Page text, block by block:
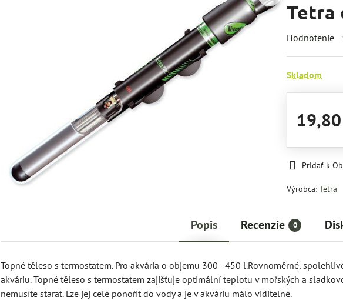
Tetra
Hodnotenie
Skladom
Pridať k
Výrobca:Tetra
Popis Recenzie 0
Topné těleso s termostatem. Pro akvária o objemu 300 - 450 l.Rovnoměrné,
akváriu. Topné těleso s termostatem zajišťuje optimální teplotu v mořských a
nemusíte starat. Lze jej celé ponořit do vody a je v akváriu málo viditelné.